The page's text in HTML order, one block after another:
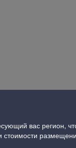
вас регион,